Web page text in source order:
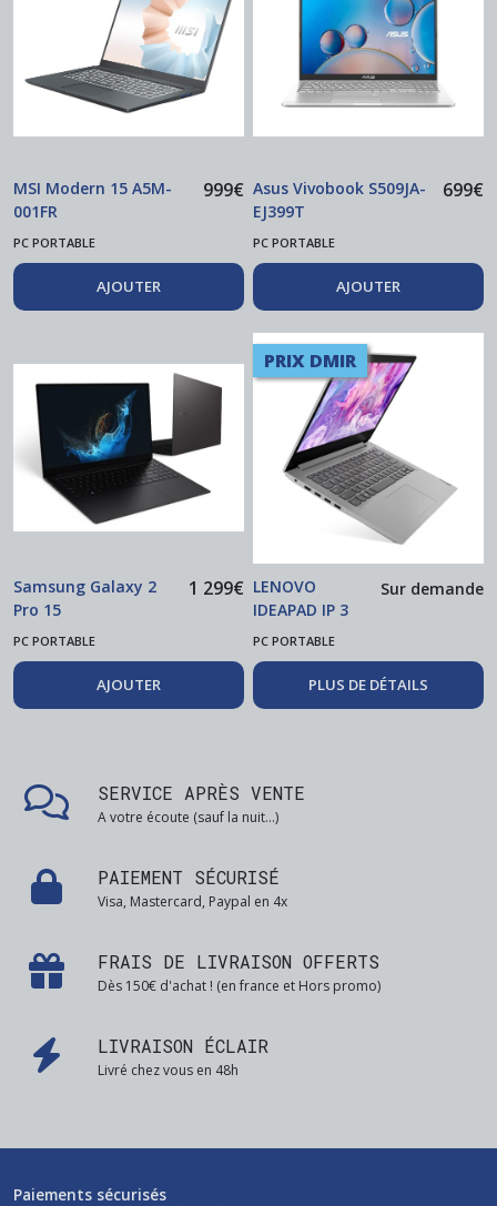
MSI Modern 15 A5M-
001FR
999€
PC PORTABLE
AJOUTER
Asus Vivobook S509JA-
EJ399T
699€
PC PORTABLE
AJOUTER
Samsung Galaxy 2
Pro 15
1 299€
PC PORTABLE
AJOUTER
PRIX DMIR
LENOVO
IDEAPAD IP 3
14IIL05
Sur demande
PC PORTABLE
PLUS DE DÉTAILS
SERVICE APRÈS VENTE
A votre écoute (sauf la nuit...)
PAIEMENT SÉCURISÉ
Visa, Mastercard, Paypal en 4x
FRAIS DE LIVRAISON OFFERTS
Dès 150€ d'achat ! (en france et Hors promo)
LIVRAISON ÉCLAIR
Livré chez vous en 48h
Paiements sécurisés